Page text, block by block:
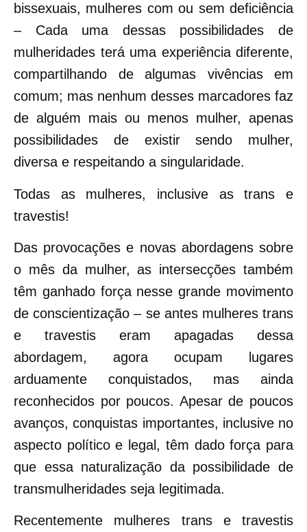
bissexuais, mulheres com ou sem deficiência
– Cada uma dessas possibilidades de
mulheridades terá uma experiência diferente,
compartilhando de algumas vivências em
comum; mas nenhum desses marcadores faz
de alguém mais ou menos mulher, apenas
possibilidades de existir sendo mulher,
diversa e respeitando a singularidade.
Todas as mulheres, inclusive as trans e
travestis!
Das provocações e novas abordagens sobre
o mês da mulher, as intersecções também
têm ganhado força nesse grande movimento
de conscientização – se antes mulheres trans
e travestis eram apagadas dessa
abordagem, agora ocupam lugares
arduamente conquistados, mas ainda
reconhecidos por poucos. Apesar de poucos
avanços, conquistas importantes, inclusive no
aspecto político e legal, têm dado força para
que essa naturalização da possibilidade de
transmulheridades seja legitimada.
Recentemente mulheres trans e travestis